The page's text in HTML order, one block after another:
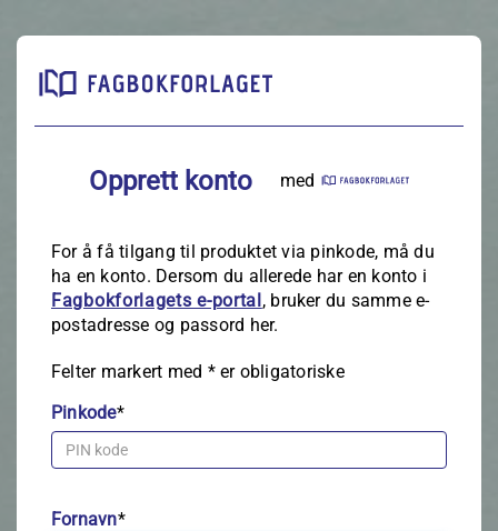
Opprett konto med
For å få tilgang til produktet via pinkode, må du
ha en konto. Dersom du allerede har en konto i
Fagbokforlagets e‑portal, bruker du samme e-
postadresse og passord her.
Felter markert med *er obligatoriske
Pinkode*
Fornavn*